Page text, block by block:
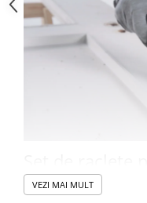
vopselei
VEZI MAI MULT